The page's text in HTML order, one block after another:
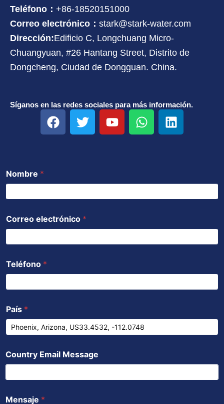
Teléfono： +86-18520151000
Correo electrónico： stark@stark-water.com
Dirección:Edificio C, Longchuang Micro-
Chuangyuan, #26 Hantang Street, Distrito de
Dongcheng, Ciudad de Dongguan. China.
Síganos en las redes sociales para más información.
F
a
k
T
w
Y
o
W
h
p
L
i
n
Nombre *
Correo electrónico *
Teléfono *
País *
Country Email Message
Mensaje *